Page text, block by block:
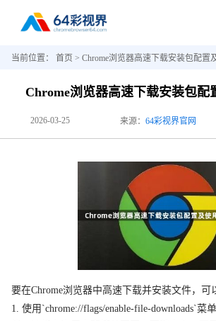
当前位置： 首页 > Chrome浏览器高速下载安装包配置
Chrome浏览器高速下载安装包配
2026-03-25 来源： 64彩视界官网
要在Chrome浏览器中高速下载并安装文件，可
1. 使用`chrome://flags/enable-file-downloads`菜